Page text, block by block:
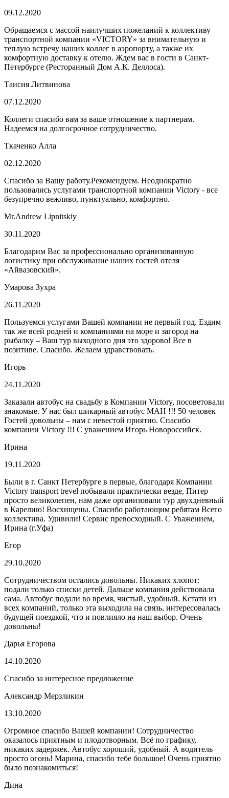
09.12.2020
Обращаемся с массой наилучших пожеланий к коллективу
транспортной компании «VICTORY» за внимательную и
теплую встречу наших коллег в аэропорту, а также их
комфортную доставку к отелю. Ждем вас в гости в Санкт-
Петербурге (Ресторанный Дом А.К. Деллоса).
Таисия Литвинова
07.12.2020
Коллеги спасибо вам за ваше отношение к партнерам.
Надеемся на долгосрочное сотрудничество.
Ткаченко Алла
02.12.2020
Спасибо за Вашу работу.Рекомендуем. Неоднократно
пользовались услугами транспортной компании Victory - все
безупречно вежливо, пунктуально, комфортно.
Mr.Andrew Lipnitskiy
30.11.2020
Благодарим Вас за профессионально организованную
логистику при обслуживание наших гостей отеля
«Айвазовский».
Умарова Зухра
26.11.2020
Пользуемся услугами Вашей компании не первый год. Ездим
так же всей родней и компаниями на море и загород на
рыбалку – Ваш тур выходного дня это здорово! Все в
позитиве. Спасибо. Желаем здравствовать.
Игорь
24.11.2020
Заказали автобус на свадьбу в Компании Victory, посоветовали
знакомые. У нас был шикарный автобус МАН !!! 50 человек
Гостей довольны – нам с невестой приятно. Спасибо
компании Victory !!! С уважением Игорь Новороссийск.
Ирина
19.11.2020
Были в г. Санкт Петербурге в первые, благодаря Компании
Victory transport trevel побывали практически везде, Питер
просто великолепен, нам даже организовали тур двухдневный
в Карелию! Восхищены. Спасибо работающим ребятам Всего
коллектива. Удивили! Сервис превосходный. С Уважением,
Ирина (г.Уфа)
Егор
29.10.2020
Сотрудничеством остались довольны. Никаких хлопот:
подали только списки детей. Дальше компания действовала
сама. Автобус подали во время, чистый, удобный. Кстати из
всех компаний, только эта выходила на связь, интересовалась
будущей поездкой, что и повлияло на наш выбор. Очень
довольны!
Дарья Егорова
14.10.2020
Спасибо за интересное предложение
Александр Мерзликин
13.10.2020
Огромное спасибо Вашей компании! Сотрудничество
оказалось приятным и плодотворным. Всё по графику,
никаких задержек. Автобус хороший, удобный. А водитель
просто огонь! Марина, спасибо тебе большое! Очень приятно
было познакомиться!
Дина